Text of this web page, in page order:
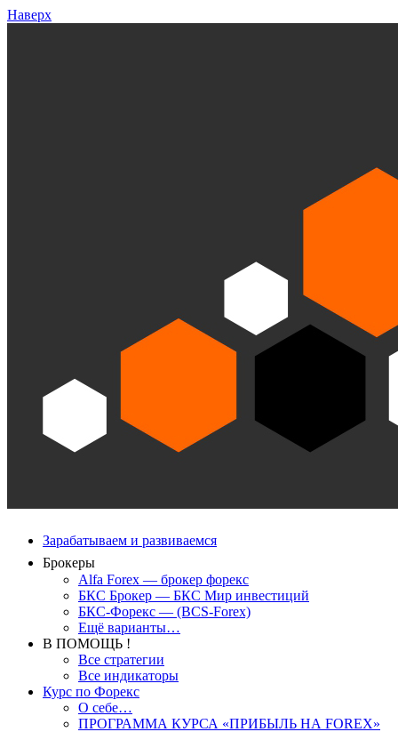
Наверх
Зарабатываем и развиваемся
Брокеры
Alfa Forex — брокер форекс
БКС Брокер — БКС Мир инвестиций
БКС-Форекс — (BCS-Forex)
Ещё варианты…
В ПОМОЩЬ !
Все стратегии
Все индикаторы
Курс по Форекс
О себе…
ПРОГРАММА КУРСА «ПРИБЫЛЬ НА FOREX»